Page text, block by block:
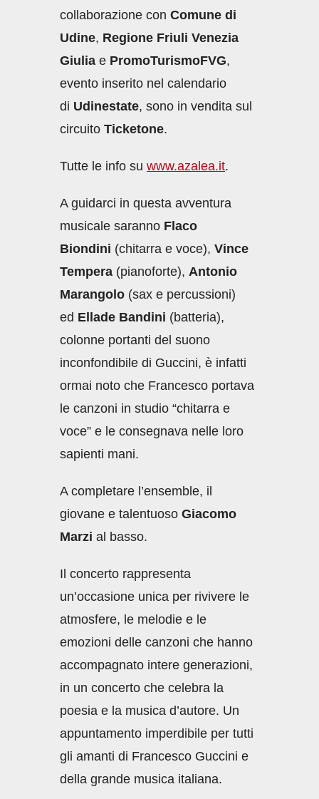
collaborazione con Comune di
Udine, Regione Friuli Venezia
Giulia e PromoTurismoFVG,
evento inserito nel calendario
di Udinestate, sono in vendita sul
circuito Ticketone.
Tutte le info su www.azalea.it.
A guidarci in questa avventura
musicale saranno Flaco
Biondini (chitarra e voce), Vince
Tempera (pianoforte), Antonio
Marangolo (sax e percussioni)
ed Ellade Bandini (batteria),
colonne portanti del suono
inconfondibile di Guccini, è infatti
ormai noto che Francesco portava
le canzoni in studio “chitarra e
voce” e le consegnava nelle loro
sapienti mani.
A completare l’ensemble, il
giovane e talentuoso Giacomo
Marzi al basso.
Il concerto rappresenta
un’occasione unica per rivivere le
atmosfere, le melodie e le
emozioni delle canzoni che hanno
accompagnato intere generazioni,
in un concerto che celebra la
poesia e la musica d’autore. Un
appuntamento imperdibile per tutti
gli amanti di Francesco Guccini e
della grande musica italiana.